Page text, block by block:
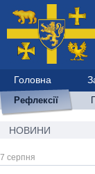
Головна
Рефлексії
НОВИНИ
7 серпня